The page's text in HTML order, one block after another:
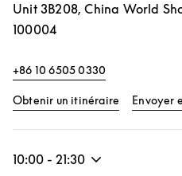
Unit 3B208, China World
100004
+86 10 6505 0330
Obtenir un itinéraire Link Opens
Envoyer
10:00 - 21:30